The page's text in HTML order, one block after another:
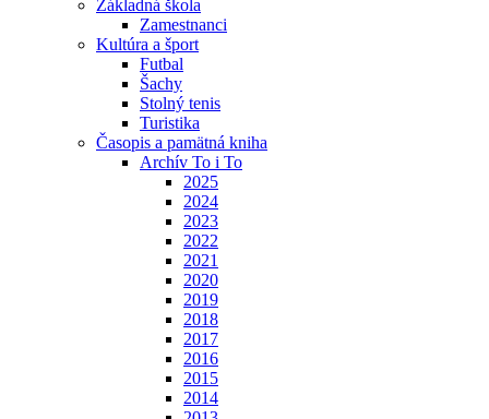
Základná škola
Zamestnanci
Kultúra a šport
Futbal
Šachy
Stolný tenis
Turistika
Časopis a pamätná kniha
Archív To i To
2025
2024
2023
2022
2021
2020
2019
2018
2017
2016
2015
2014